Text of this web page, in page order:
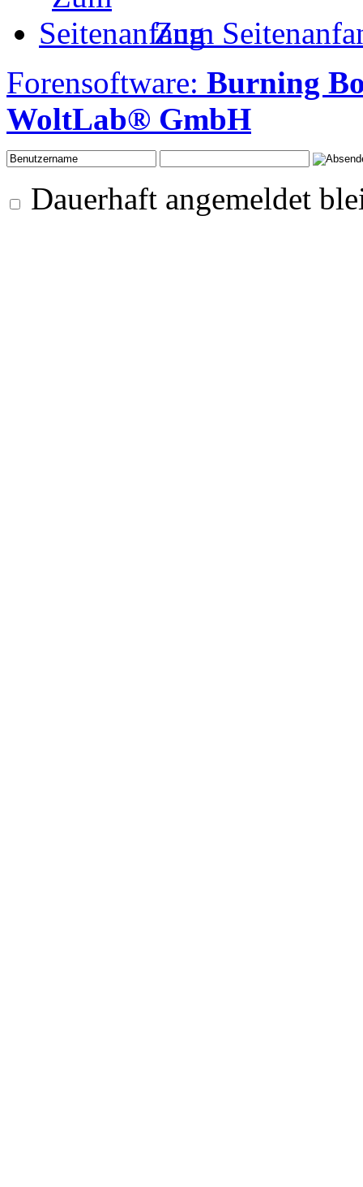
Zum
Forensoftware: Burning
WoltLab® GmbH
Dauerhaft angemeldet